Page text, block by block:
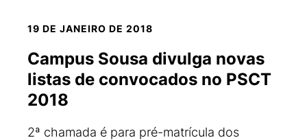
19 DE JANEIRO DE 2018
Campus Sousa divulga novas
listas de convocados no PSCT
2018
2ª chamada é para pré-matrícula dos